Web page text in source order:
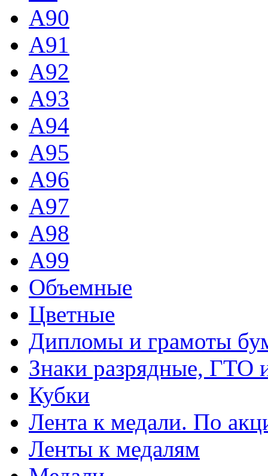
A90
A91
A92
A93
A94
A95
A96
A97
A98
A99
Объемные
Цветные
Дипломы и грамоты
Знаки разрядные, ГТО
Кубки
Лента к медали. По
Ленты к медалям